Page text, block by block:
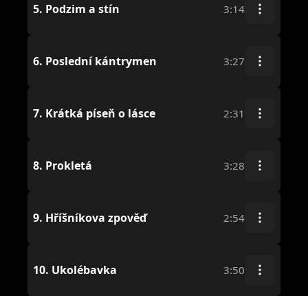
5. Podzim a stín 3:14
6. Poslední kántrymen 3:27
7. Krátká píseň o lásce 2:31
8. Prokletá 3:28
9. Hříšníkova zpověď 2:54
10. Ukolébavka 3:50